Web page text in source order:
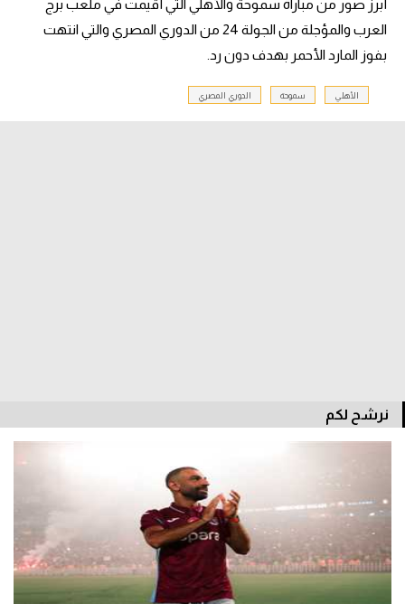
أبرز صور من مباراة سموحة والأهلي التي أقيمت في ملعب برج
العرب والمؤجلة من الجولة 24 من الدوري المصري والتي انتهت
بفوز المارد الأحمر بهدف دون رد.
الأهلي سموحة الدوري المصري
نرشح لكم